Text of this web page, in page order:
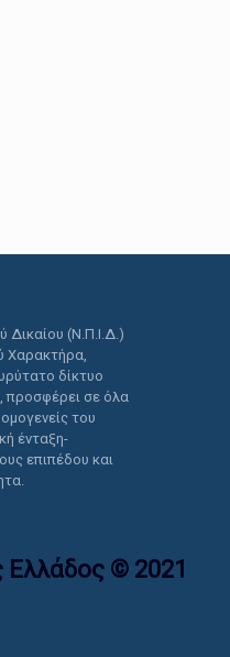
Δικαίου (Ν.Π.Ι.Δ.)
Χαρακτήρα,
δίκτυο
προσφέρει σε όλα
του
ένταξη-
επιπέδου και
Ελλάδoς © 2021